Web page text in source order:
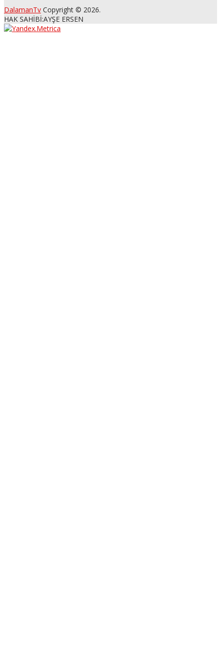
DalamanTv Copyright © 2026.
HAK SAHİBİ:AYŞE ERSEN